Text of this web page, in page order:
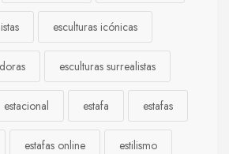
esculturas icónicas
esculturas surrealistas
estacional estafa estafas
estafas online estilismo